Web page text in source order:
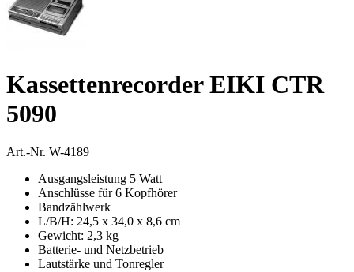
Kassettenrecorder EIKI CTR
5090
Art.-Nr. W-4189
Ausgangsleistung 5 Watt
Anschlüsse für 6 Kopfhörer
Bandzählwerk
L/B/H: 24,5 x 34,0 x 8,6 cm
Gewicht: 2,3 kg
Batterie- und Netzbetrieb
Lautstärke und Tonregler